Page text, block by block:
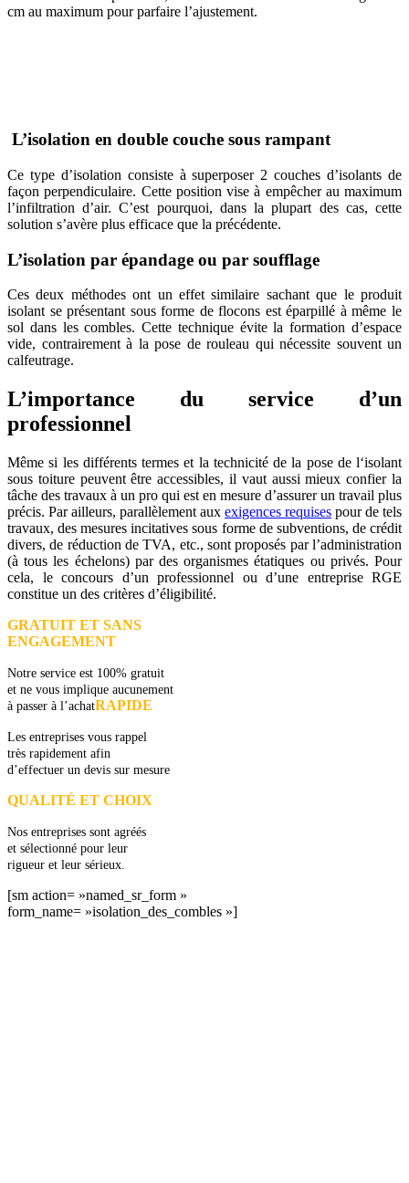
cm au maximum pour parfaire l’ajustement.
L’isolation en double couche sous rampant
Ce type d’isolation consiste à superposer 2 couches d’isolants de
façon perpendiculaire. Cette position vise à empêcher au maximum
l’infiltration d’air. C’est pourquoi, dans la plupart des cas, cette
solution s’avère plus efficace que la précédente.
L’isolation par épandage ou par soufflage
Ces deux méthodes ont un effet similaire sachant que le produit
isolant se présentant sous forme de flocons est éparpillé à même le
sol dans les combles. Cette technique évite la formation d’espace
vide, contrairement à la pose de rouleau qui nécessite souvent un
calfeutrage.
L’importance du service d’un
professionnel
Même si les différents termes et la technicité de la pose de l‘isolant
sous toiture peuvent être accessibles, il vaut aussi mieux confier la
tâche des travaux à un pro qui est en mesure d’assurer un travail plus
précis. Par ailleurs, parallèlement aux exigences requises pour de tels
travaux, des mesures incitatives sous forme de subventions, de crédit
divers, de réduction de TVA, etc., sont proposés par l’administration
(à tous les échelons) par des organismes étatiques ou privés. Pour
cela, le concours d’un professionnel ou d’une entreprise RGE
constitue un des critères d’éligibilité.
GRATUIT ET SANS
ENGAGEMENT
Notre service est 100% gratuit
et ne vous implique aucunement
à passer à l’achatRAPIDE
Les entreprises vous rappel
très rapidement afin
d’effectuer un devis sur mesure
QUALITÉ ET CHOIX
Nos entreprises sont agréés
et sélectionné pour leur
rigueur et leur sérieux.
[sm action= »named_sr_form »
form_name= »isolation_des_combles »]